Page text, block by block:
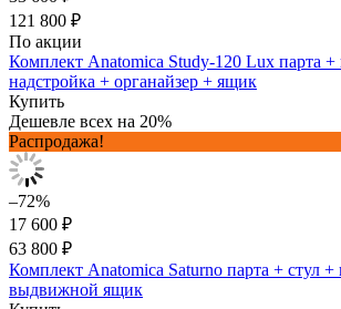
121 800 ₽
По акции
Комплект Anatomica Study-120 Lux парта +
надстройка + органайзер + ящик
Купить
Дешевле всех на 20%
Распродажа!
–72%
17 600 ₽
63 800 ₽
Комплект Anatomica Saturno парта + стул +
выдвижной ящик